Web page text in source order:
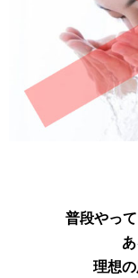
普段やっ
理想